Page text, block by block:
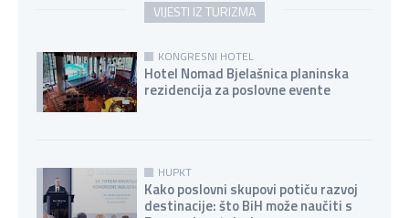
VIJESTI IZ TURIZMA
KONGRESNI HOTEL
Hotel Nomad Bjelašnica planinska
rezidencija za poslovne evente
HUPKT
Kako poslovni skupovi potiču razvoj
destinacije: što BiH može naučiti s